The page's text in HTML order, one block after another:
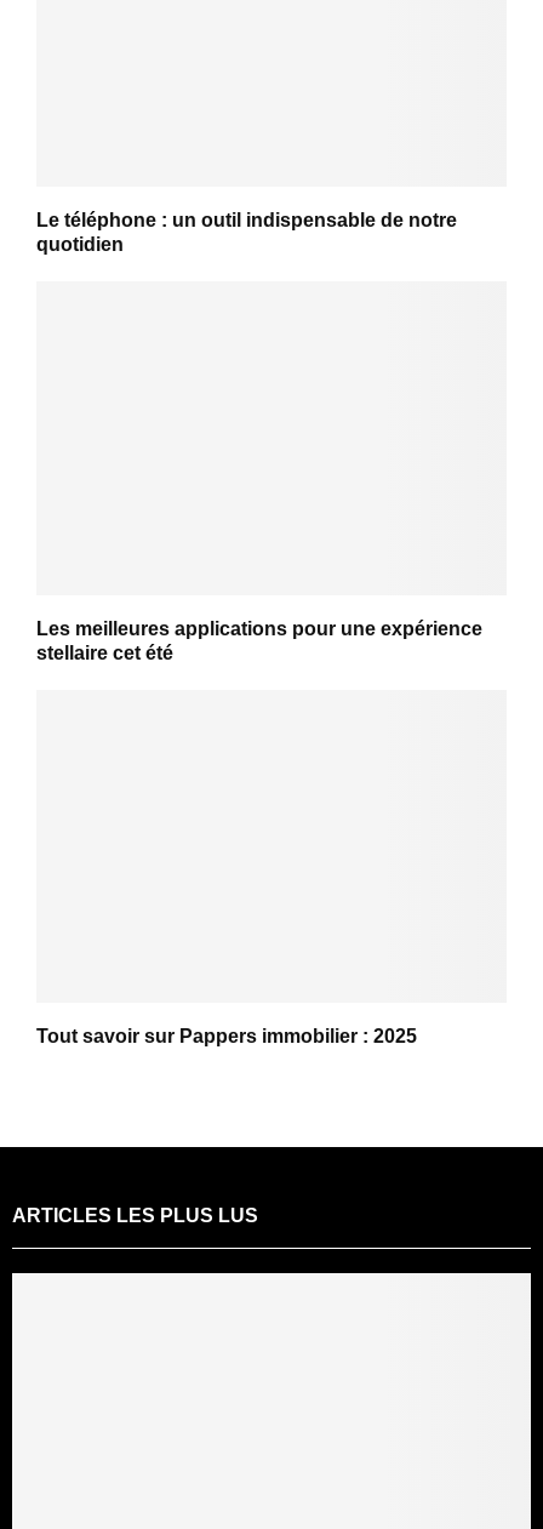
Le téléphone : un outil indispensable de notre
quotidien
Les meilleures applications pour une expérience
stellaire cet été
Tout savoir sur Pappers immobilier : 2025
ARTICLES LES PLUS LUS